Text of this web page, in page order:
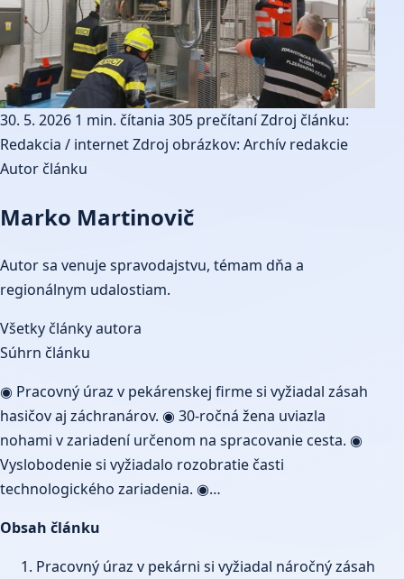
30. 5. 2026 1 min. čítania 305 prečítaníZdroj článku:
Redakcia / internetZdroj obrázkov: Archív redakcie
Autor článku
Marko Martinovič
Autor sa venuje spravodajstvu, témam dňa a
regionálnym udalostiam.
Všetky články autora
Súhrn článku
◉ Pracovný úraz v pekárenskej firme si vyžiadal zásah
hasičov aj záchranárov. ◉ 30-ročná žena uviazla
nohami v zariadení určenom na spracovanie cesta. ◉
Vyslobodenie si vyžiadalo rozobratie časti
technologického zariadenia. ◉…
Obsah článku
Pracovný úraz v pekárni si vyžiadal náročný zásah